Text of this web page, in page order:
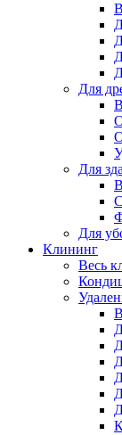
Для
Для
Для
Клининг
Весь